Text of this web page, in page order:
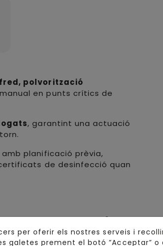
polvorització
en punts crítics de
, garantint una actuació
planificació prèvia,
de desinfecció quan
Serveis
per oferir els nostres serveis i
galetes prement el botó ”Acceptar”